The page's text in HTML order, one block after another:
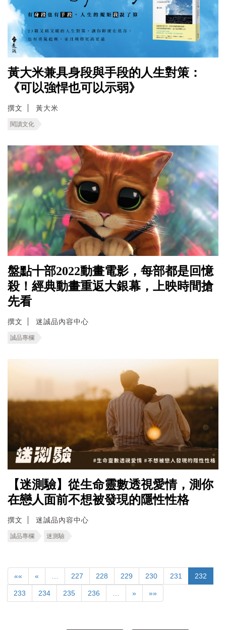
黃大米兼具身段與手段的人生對策：
《可以強悍也可以示弱》
撰文 黃大米
閱讀文化
盤點十部2022動畫電影，每部都是回憶
殺！經典動畫重返大銀幕，上映時間搶
先看
撰文 迷誠品內容中心
誠品專欄
【迷測驗】從生命靈數透視愛情，測你
在戀人面前不想被發現的隱性性格
撰文 迷誠品內容中心
誠品專欄 迷測驗
«« « 227 228 229 230 231 232
233 234 235 236 » »»